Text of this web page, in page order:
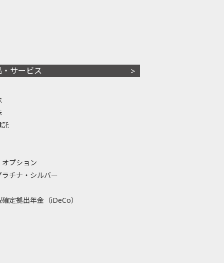
・サービス
託
プション
ラチナ・シルバー
定拠出年金（iDeCo）